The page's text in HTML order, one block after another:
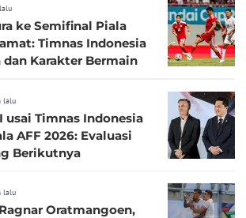
ke Semifinal Piala
Timnas Indonesia
Karakter Bermain
lalu
usai Timnas Indonesia
AFF 2026: Evaluasi
Berikutnya
lalu
Oratmangoen,